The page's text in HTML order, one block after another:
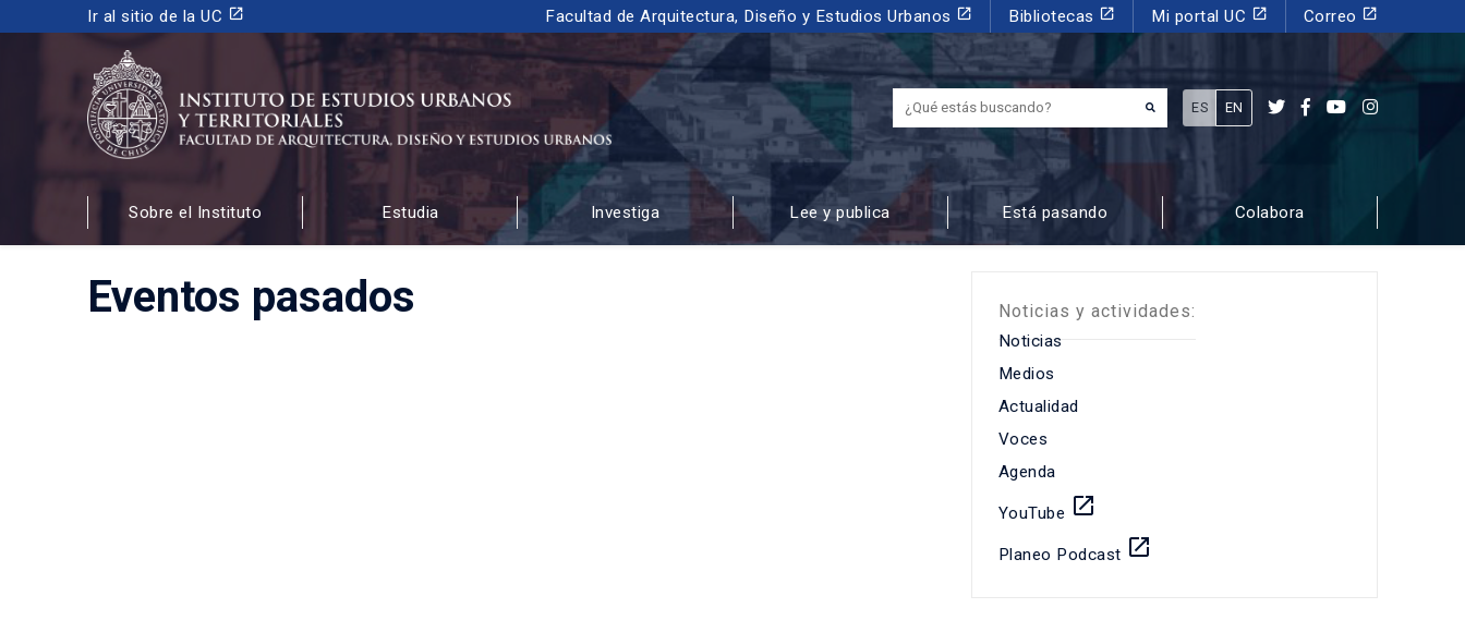
Ir al sitio de la UC launch Facultad de Arquitectura, Diseño y Estudios Urbanos launch Bibliotecas launch Mi portal UC launch Correo launch
INSTITUTO DE ESTUDIOS URBANOS
Y TERRITORIALES
FACULTAD DE ARQUITECTURA, DISEÑO Y ESTUDIOS URBANOS
¿Qué estás buscando?
ES EN
Sobre el Instituto Estudia Investiga Lee y publica Está pasando Colabora
Eventos pasados Noticias y actividades:
Noticias
Medios
Actualidad
Voces
Agenda
YouTube launch
Planeo Podcast launch